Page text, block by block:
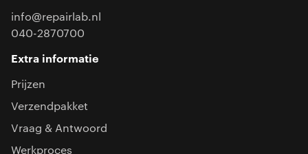
info@repairlab.nl
040-2870700
Extra informatie
Prijzen
Verzendpakket
Vraag & Antwoord
Werkproces